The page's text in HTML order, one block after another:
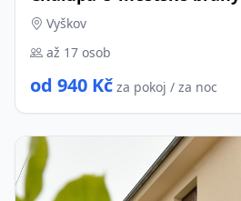
Vyškov
až 17 osob
od 940 Kč za pokoj / za noc